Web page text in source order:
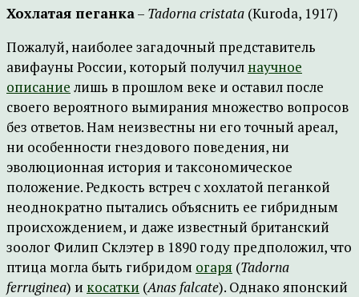
Хохлатая пеганка– Tadornacristata (Kuroda, 1917)
Пожалуй, наиболее загадочный представитель
авифауны России, который получил научное
описание лишь в прошлом веке и оставил после
своего вероятного вымирания множество вопросов
без ответов. Нам неизвестны ни его точный ареал,
ни особенности гнездового поведения, ни
эволюционная история и таксономическое
положение. Редкость встреч с хохлатой пеганкой
неоднократно пытались объяснить ее гибридным
происхождением, и даже известный британский
зоолог Филип Склэтер в 1890 году предположил, что
птица могла быть гибридом огаря (Tadorna
ferruginea) и косатки (Anas falcate). Однако японский